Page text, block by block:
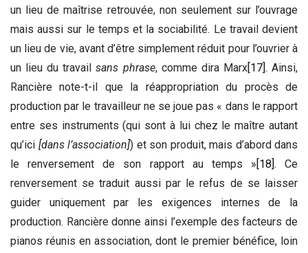
un lieu de maîtrise retrouvée, non seulement sur l’ouvrage
mais aussi sur le temps et la sociabilité. Le travail devient
un lieu de vie, avant d’être simplement réduit pour l’ouvrier à
un lieu du travailsans phrase, comme dira Marx[17]. Ainsi,
Rancière note-t-il que la réappropriation du procès de
production par le travailleur ne se joue pas « dans le rapport
entre ses instruments (qui sont à lui chez le maître autant
qu’ici [dans l’association]) et son produit, mais d’abord dans
le renversement de son rapport au temps »[18]. Ce
renversement se traduit aussi par le refus de se laisser
guider uniquement par les exigences internes de la
production. Rancière donne ainsi l’exemple des facteurs de
pianos réunis en association, dont le premier bénéfice, loin